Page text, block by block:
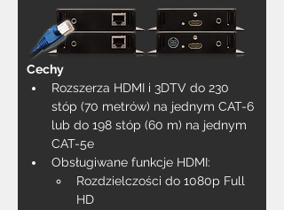
Cechy
Rozszerza HDMI i 3DTV do 230
stóp (70 metrów) na jednym CAT-6
lub do 198 stóp (60 m) na jednym
CAT-5e
Obsługiwane funkcje HDMI:
Rozdzielczości do 1080p Full
HD